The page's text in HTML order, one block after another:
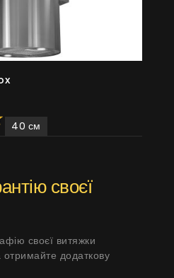
40 см
своєї
своєї витяжки
додаткову